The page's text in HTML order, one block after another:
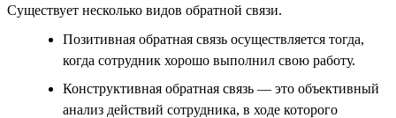
Существует несколько видов обратной связи.
Позитивная обратная связь осуществляется тогда,
когда сотрудник хорошо выполнил свою работу.
Конструктивная обратная связь — это объективный
анализ действий сотрудника, в ходе которого